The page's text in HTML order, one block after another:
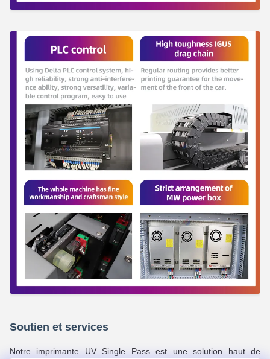
Soutien et services
Notre imprimante UV Single Pass est une solution haut de